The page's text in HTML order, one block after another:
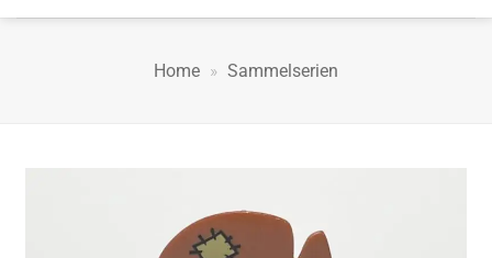
Home » Sammelserien